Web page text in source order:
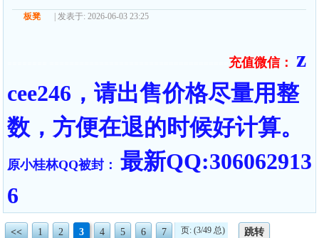
板凳 | 发表于: 2026-06-03 23:25
充值微信：
z
cee246，请出售价格尽量用整
数，方便在退的时候好计算。
原小桂林QQ被封： 最新QQ:306062913
6
<< 1 2 3 4 5 6 7 页: (3/49 总) 跳转